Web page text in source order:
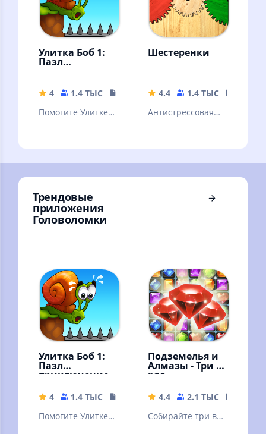
Улитка Боб 1:
Пазл
приключение
4 1.4 ТЫС
130.42 MB
Помогите Улитке
головоломками!
Шестеренки
4.4 1.4 ТЫС
Антистрессовая
Двигай и
соединяй.
Трендовые
приложения
Головоломки
Улитка Боб 1:
Пазл
приключение
4 1.4 ТЫС
130.42 MB
Помогите Улитке
Подземелья и
Алмазы - Три в
ряд
4.4 2.1 ТЫС
Собирайте три в